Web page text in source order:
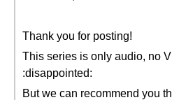
Thank you for posting!
This series is only audio, no
:disappointed:
But we can recommend you